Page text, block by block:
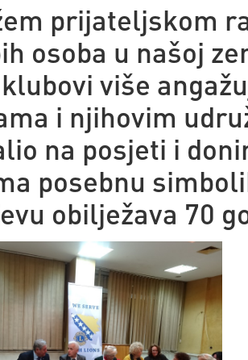
prijateljskom
osoba u našoj
više
i njihovim
na posjeti i
posebnu
obilježava 70